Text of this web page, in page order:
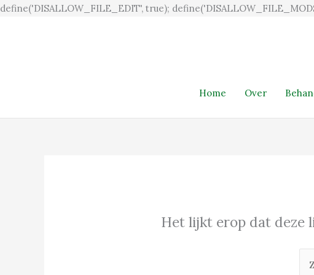
define('DISALLOW_FILE_EDIT', true);
Home Over
Het lijkt erop dat deze